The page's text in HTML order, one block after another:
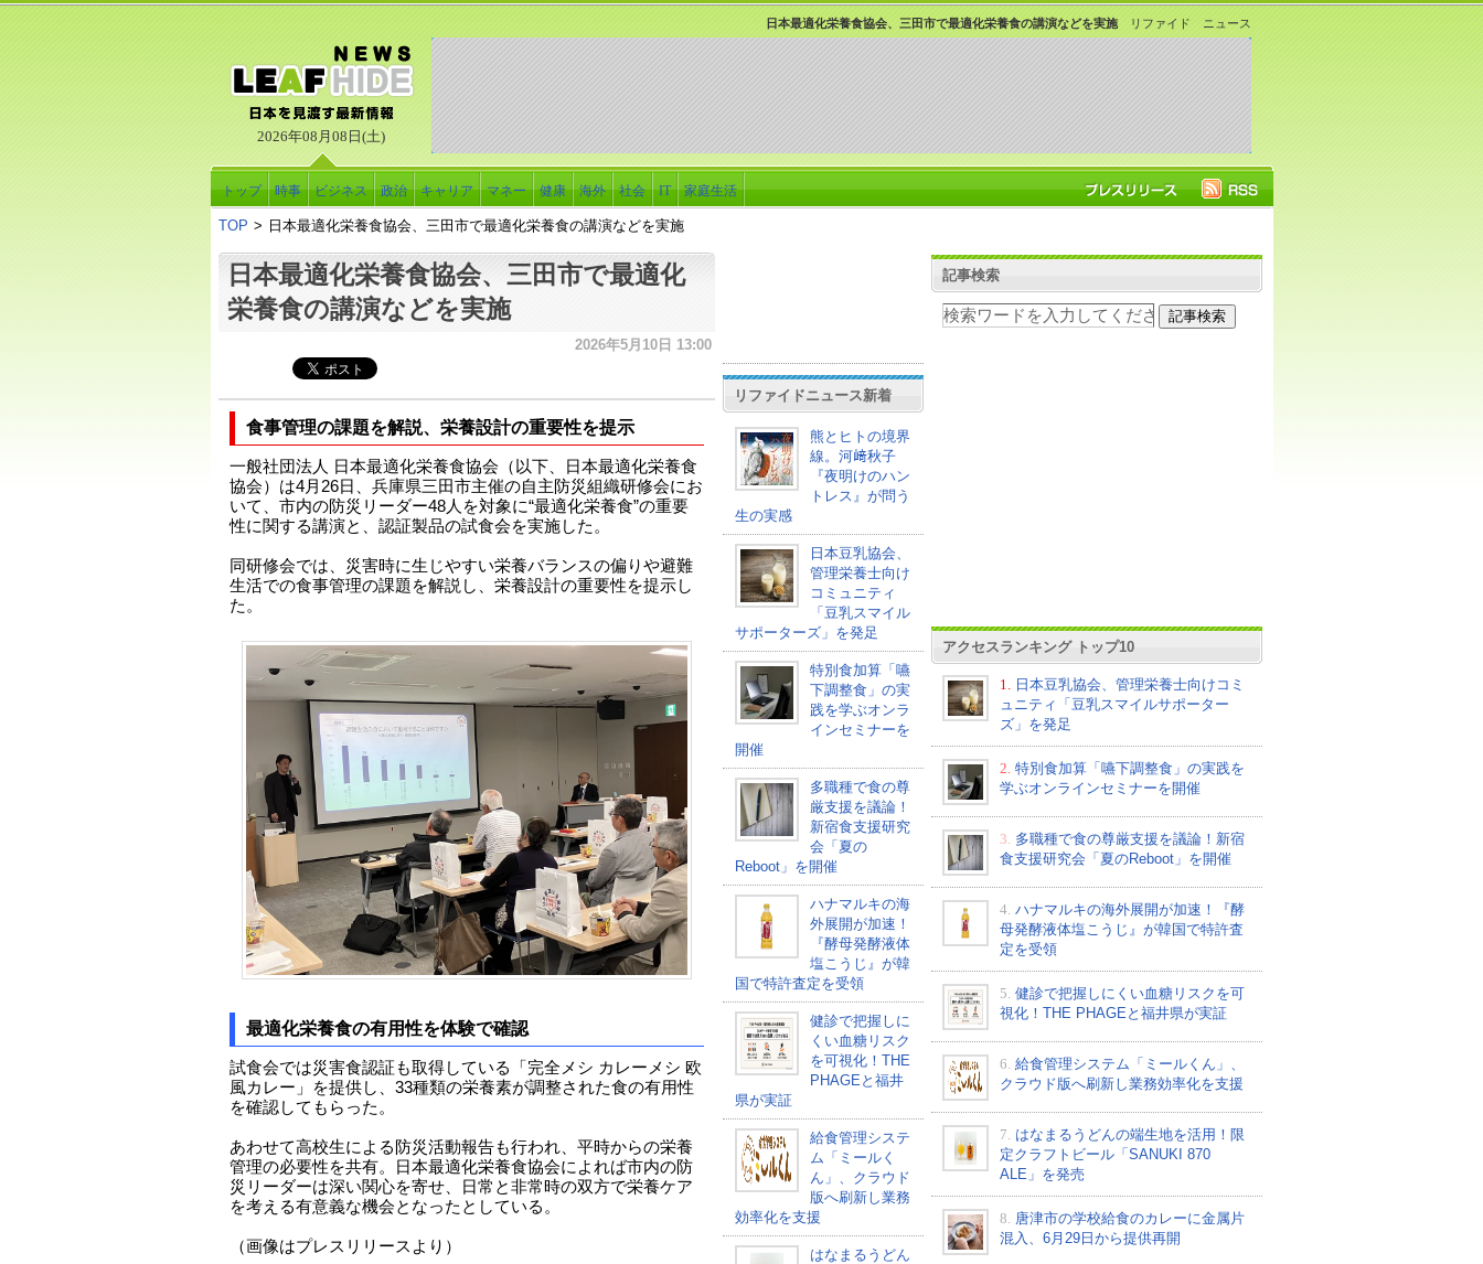
2026年08月08日(土)
リファイド ニュース
日本最適化栄養食協会、三田市で最適化栄養食の講演などを実施
トップ 時事 ビジネス 政治 キャリア マネー 健康 海外 社会 IT 家庭生活
TOP > 日本最適化栄養食協会、三田市で最適化栄養食の講演などを実施
日本最適化栄養食協会、三田市で最適化
栄養食の講演などを実施
2026年5月10日 13:00
食事管理の課題を解説、栄養設計の重要性を提示
一般社団法人 日本最適化栄養食協会（以下、日本最適化栄養食
協会）は4月26日、兵庫県三田市主催の自主防災組織研修会にお
いて、市内の防災リーダー48人を対象に“最適化栄養食”の重要
性に関する講演と、認証製品の試食会を実施した。
同研修会では、災害時に生じやすい栄養バランスの偏りや避難
生活での食事管理の課題を解説し、栄養設計の重要性を提示し
た。
最適化栄養食の有用性を体験で確認
試食会では災害食認証も取得している「完全メシ カレーメシ 欧
風カレー」を提供し、33種類の栄養素が調整された食の有用性
を確認してもらった。
あわせて高校生による防災活動報告も行われ、平時からの栄養
管理の必要性を共有。日本最適化栄養食協会によれば市内の防
災リーダーは深い関心を寄せ、日常と非常時の双方で栄養ケア
を考える有意義な機会となったとしている。
（画像はプレスリリースより）
リファイドニュース新着
熊とヒトの境界
線。河﨑秋子
『夜明けのハン
トレス』が問う
生の実感
日本豆乳協会、
管理栄養士向け
コミュニティ
「豆乳スマイル
サポーターズ」を発足
特別食加算「嚥
下調整食」の実
践を学ぶオンラ
インセミナーを
開催
多職種で食の尊
厳支援を議論！
新宿食支援研究
会「夏の
Reboot」を開催
ハナマルキの海
外展開が加速！
『酵母発酵液体
塩こうじ』が韓
国で特許査定を受領
健診で把握しに
くい血糖リスク
を可視化！THE
PHAGEと福井
県が実証
給食管理システ
ム「ミールく
ん」、クラウド
版へ刷新し業務
効率化を支援
はなまるうどん
記事検索
アクセスランキング トップ10
1.
日本豆乳協会、管理栄養士向けコミ
ュニティ「豆乳スマイルサポーター
ズ」を発足
2. 特別食加算「嚥下調整食」の実践を
学ぶオンラインセミナーを開催
3. 多職種で食の尊厳支援を議論！新宿
食支援研究会「夏のReboot」を開催
4. ハナマルキの海外展開が加速！『酵
母発酵液体塩こうじ』が韓国で特許査
定を受領
5. 健診で把握しにくい血糖リスクを可
視化！THE PHAGEと福井県が実証
6. 給食管理システム「ミールくん」、
クラウド版へ刷新し業務効率化を支援
7. はなまるうどんの端生地を活用！限
定クラフトビール「SANUKI 870
ALE」を発売
8. 唐津市の学校給食のカレーに金属片
混入、6月29日から提供再開